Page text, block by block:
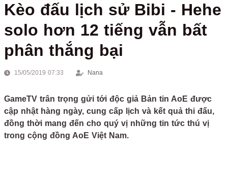
Kèo đấu lịch sử Bibi - Hehe
solo hơn 12 tiếng vẫn bất
phân thắng bại
15/05/2019 07:33 Nana
GameTV trân trọng gửi tới độc giả Bản tin AoE được
cập nhật hàng ngày, cung cấp lịch và kết quả thi đấu,
đồng thời mang đến cho quý vị những tin tức thú vị
trong cộng đồng AoE Việt Nam.